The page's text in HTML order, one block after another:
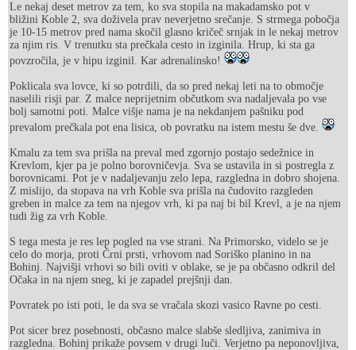
Le nekaj deset metrov za tem, ko sva stopila na makadamsko pot v
bližini Koble 2, sva doživela prav neverjetno srečanje. S strmega pobočja
je 10-15 metrov pred nama skočil glasno kričeč srnjak in le nekaj metrov
za njim ris. V trenutku sta prečkala cesto in izginila. Hrup, ki sta ga
povzročila, je v hipu izginil. Kar adrenalinsko!
Poklicala sva lovce, ki so potrdili, da so pred nekaj leti na to območje
naselili risji par. Z malce neprijetnim občutkom sva nadaljevala po vse
bolj samotni poti. Malce višje nama je na nekdanjem pašniku pod
prevalom prečkala pot ena lisica, ob povratku na istem mestu še dve.
Kmalu za tem sva prišla na preval med zgornjo postajo sedežnice in
Krevlom, kjer pa je polno borovničevja. Sva se ustavila in si postregla z
borovnicami. Pot je v nadaljevanju zelo lepa, razgledna in dobro shojena.
Z mislijo, da stopava na vrh Koble sva prišla na čudovito razgleden
greben in malce za tem na njegov vrh, ki pa naj bi bil Krevl, a je na njem
tudi žig za vrh Koble.
S tega mesta je res lep pogled na vse strani. Na Primorsko, videlo se je
celo do morja, proti Črni prsti, vrhovom nad Soriško planino in na
Bohinj. Najvišji vrhovi so bili oviti v oblake, se je pa občasno odkril del
Očaka in na njem sneg, ki je zapadel prejšnji dan.
Povratek po isti poti, le da sva se vračala skozi vasico Ravne po cesti.
Pot sicer brez posebnosti, občasno malce slabše sledljiva, zanimiva in
razgledna. Bohinj prikaže povsem v drugi luči. Verjetno pa neponovljiva,